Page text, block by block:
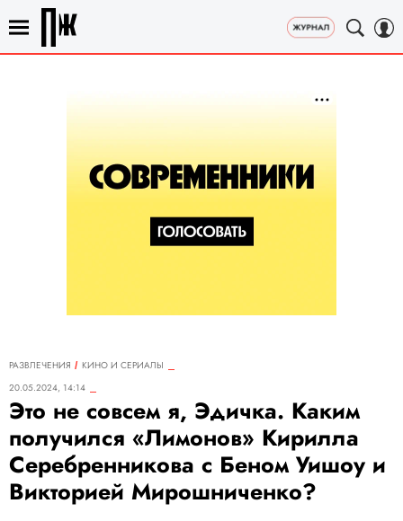
РАЗВЛЕЧЕНИЯ
КИНО И СЕРИАЛЫ
20.05.2024, 14:14
Это не совсем я, Эдичка. Каким
получился «Лимонов» Кирилла
Серебренникова с Беном Уишоу и
Викторией Мирошниченко?